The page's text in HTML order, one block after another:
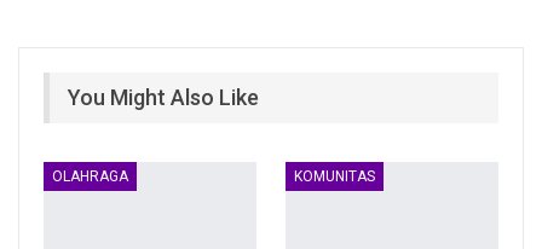
You Might Also Like
OLAHRAGA KOMUNITAS